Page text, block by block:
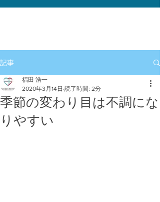
記事
季節の変わり目は不調にな
りやすい
福田 浩一
2020年3月14日 読了時間: 2分